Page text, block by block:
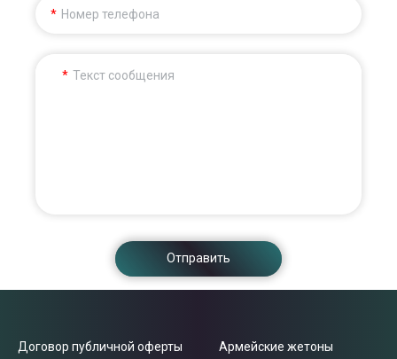
Номер телефона
Текст сообщения
Отправить
Договор публичной оферты
Армейские жетоны